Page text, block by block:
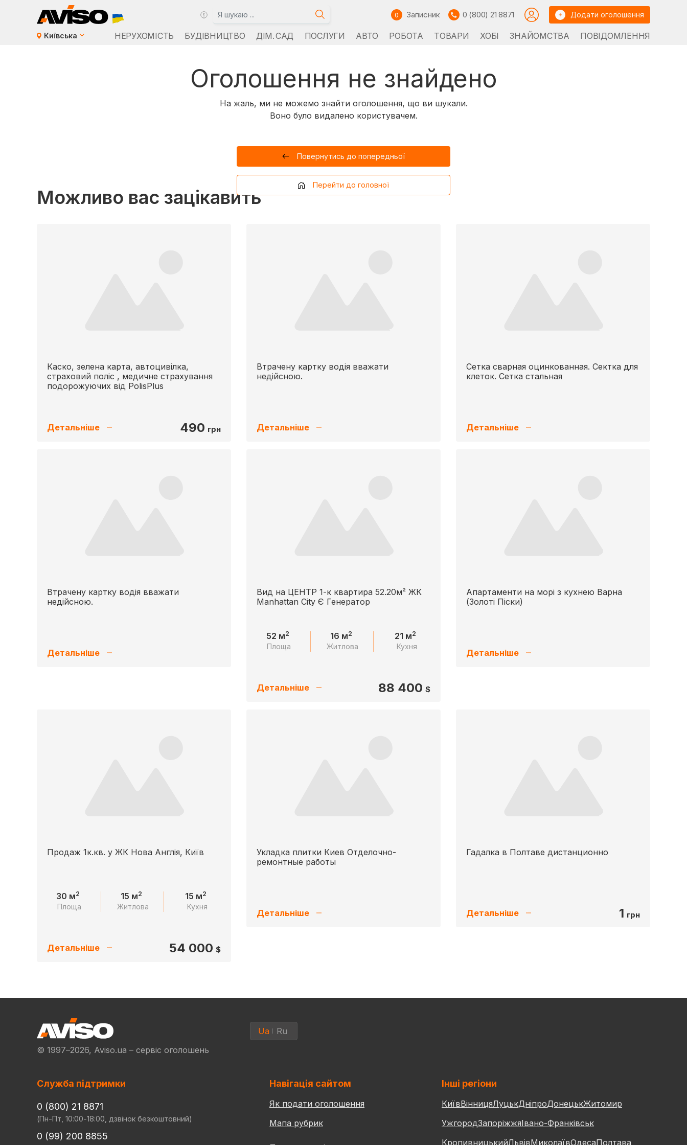
0 Записник 0 (800) 21 8871 Додати оголошення
Київська НЕРУХОМІСТЬ БУДІВНИЦТВО ДІМ. САД ПОСЛУГИ АВТО РОБОТА ТОВАРИ ХОБІ ЗНАЙОМСТВА ПОВІДОМЛЕННЯ
Оголошення не знайдено
На жаль, ми не можемо знайти оголошення, що ви шукали.
Воно було видалено користувачем.
Повернутись до попередньої
Перейти до головної
Можливо вас зацікавить
Каско, зелена карта, автоцивiлка,
страховий полic , медичне страхування
подорожуючих вiд PolisPlus
Детальніше 490 грн
Втрачену картку водія вважати
недійсною.
Детальніше
Сетка сварная оцинкованная. Сектка для
клеток. Сетка стальная
Детальніше
Втрачену картку водія вважати
недійсною.
Детальніше
Вид на ЦЕНТР 1-к квартира 52.20м² ЖК
Manhattan City Є Генератор
52 м2
Площа
16 м2
Житлова
21 м2
Кухня
Детальніше 88 400 $
Апартаменти на морі з кухнею Варна
(Золоті Піски)
Детальніше
Продаж 1к.кв. у ЖК Нова Англія, Київ
30 м2
Площа
15 м2
Житлова
15 м2
Кухня
Детальніше 54 000 $
Укладка плитки Киев Отделочно-
ремонтные работы
Детальніше
Гадалка в Полтаве дистанционно
Детальніше 1 грн
© 1997–2026, Aviso.ua – сервіс оголошень
Ua Ru
Служба підтримки
0 (800) 21 8871
(Пн-Пт, 10:00-18:00, дзвінок безкоштовний)
0 (99) 200 8855
Навігація сайтом
Як подати оголошення
Мапа рубрик
Інші регіони
КиївВінницяЛуцькДніпроДонецькЖитомир
УжгородЗапоріжжяІвано-Франківськ
КропивницькийЛьвівМиколаївОдесаПолтава